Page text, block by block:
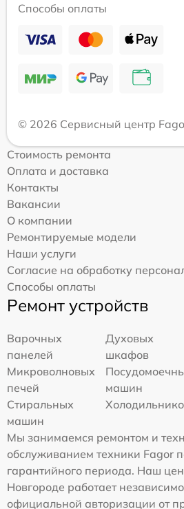
Способы оплаты
© 2026 Сервисный центр
Стоимость ремонта
Оплата и доставка
Контакты
Вакансии
О компании
Ремонтируемые модели
Наши услуги
Согласие на обработку
Способы оплаты
Ремонт устройств
Варочных
панелей
Духовых
шкафов
Микроволновых
печей
машин
Стиральных
машин
Мы занимаемся ремонтом и
обслуживанием техники Fagor
гарантийного периода. Наш
Новгороде работает
официальной авторизации от